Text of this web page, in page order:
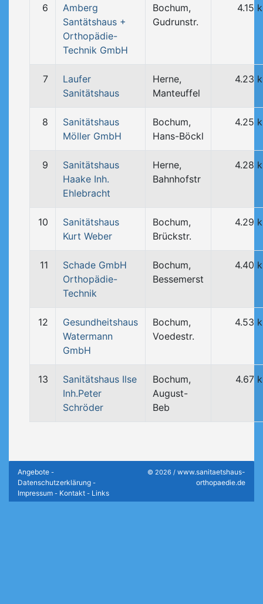
6
Amberg
Santätshaus +
Orthopädie-
Technik GmbH
Bochum,
Gudrunstr.
4.15
7
Laufer
Sanitätshaus
Herne,
Manteuffel
4.23
8
Sanitätshaus
Möller GmbH
Bochum,
Hans-Böckl
4.25
9
Sanitätshaus
Haake Inh.
Ehlebracht
Herne,
Bahnhofstr
4.28
10
Sanitätshaus
Kurt Weber
Bochum,
Brückstr.
4.29
11
Schade GmbH
Orthopädie-
Technik
Bochum,
Bessemerst
4.40
12
Gesundheitshaus
Watermann
GmbH
Bochum,
Voedestr.
4.53
13
Sanitätshaus Ilse
Inh.Peter
Schröder
Bochum,
August-
Beb
4.67
Angebote -
Datenschutzerklärung -
Impressum - Kontakt - Links
© 2026 / www.sanitaetshaus-
orthopaedie.de